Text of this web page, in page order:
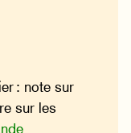
: note sur
sur les